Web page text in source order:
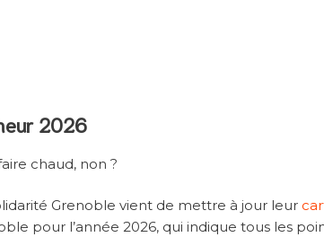
2026
chaud, non ?
Grenoble vient de mettre à jour leur
pour l’année 2026, qui indique tous les